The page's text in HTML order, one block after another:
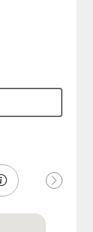
Next